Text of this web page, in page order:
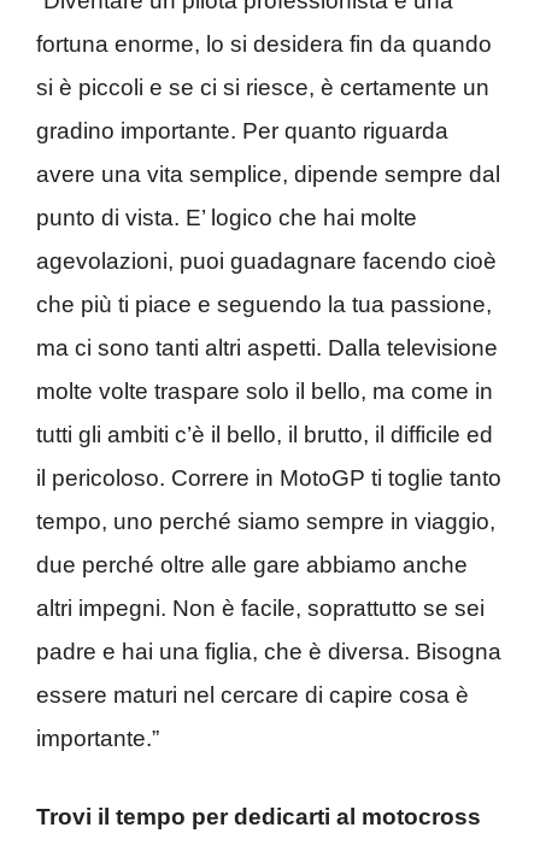
fortuna enorme, lo si desidera fin da quando
si è piccoli e se ci si riesce, è certamente un
gradino importante. Per quanto riguarda
avere una vita semplice, dipende sempre dal
punto di vista. E’ logico che hai molte
agevolazioni, puoi guadagnare facendo cioè
che più ti piace e seguendo la tua passione,
ma ci sono tanti altri aspetti. Dalla televisione
molte volte traspare solo il bello, ma come in
tutti gli ambiti c’è il bello, il brutto, il difficile ed
il pericoloso. Correre in MotoGP ti toglie tanto
tempo, uno perché siamo sempre in viaggio,
due perché oltre alle gare abbiamo anche
altri impegni. Non è facile, soprattutto se sei
padre e hai una figlia, che è diversa. Bisogna
essere maturi nel cercare di capire cosa è
importante.”
Trovi il tempo per dedicarti al motocross